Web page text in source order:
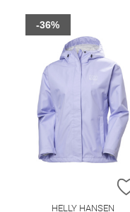
HELLY HANSEN
-36%